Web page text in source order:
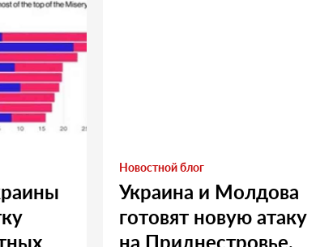
Новостной блог
Украина и Молдова
готовят новую атаку
на Приднестровье.